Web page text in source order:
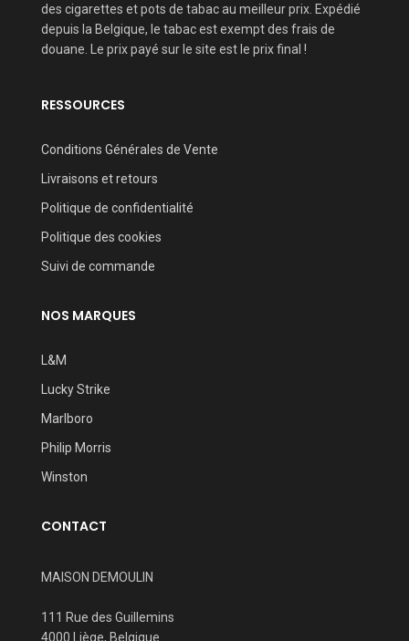
des cigarettes et pots de tabac au meilleur prix. Expédié
depuis la Belgique, le tabac est exempt des frais de
douane. Le prix payé sur le site est le prix final !
RESSOURCES
Conditions Générales de Vente
Livraisons et retours
Politique de confidentialité
Politique des cookies
Suivi de commande
NOS MARQUES
L&M
Lucky Strike
Marlboro
Philip Morris
Winston
CONTACT
MAISON DEMOULIN
111 Rue des Guillemins
4000 Liège, Belgique